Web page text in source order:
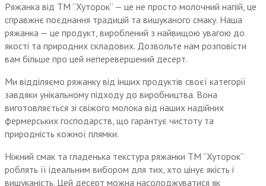
Ряжанка від ТМ “Хуторок” — це не просто молочний напій, це
справжнє поєднання традицій та вишуканого смаку. Наша
ряжанка — це продукт, вироблений з найвищою увагою до
якості та природних складових. Дозвольте нам розповісти
вам більше про цей неперевершений десерт.
Ми відділяємо ряжанку від інших продуктів своєї категорії
завдяки унікальному підходу до виробництва. Вона
виготовляється зі свіжого молока від наших надійних
фермерських господарств, що гарантує чистоту та
природність кожної плямки.
Ніжний смак та гладенька текстура ряжанки ТМ “Хуторок”
роблять її ідеальним вибором для тих, хто цінує якість і
вишуканість. Цей десерт можна насолоджуватися як